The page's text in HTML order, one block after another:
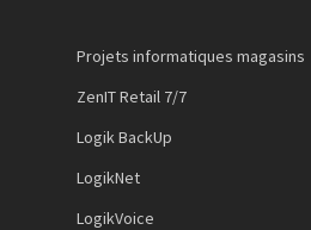
Projets informatiques magasins
ZenIT Retail 7/7
Logik BackUp
LogikNet
LogikVoice